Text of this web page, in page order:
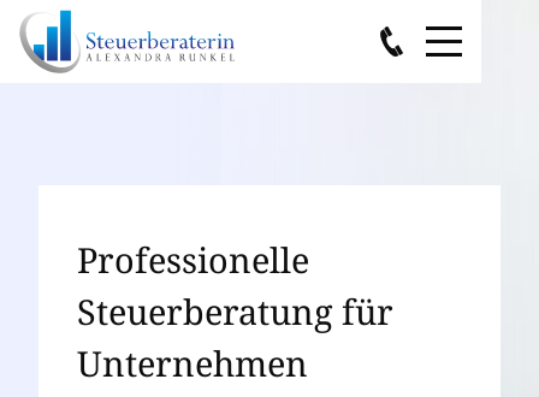
Professionelle
Steuerberatung für
Unternehmen